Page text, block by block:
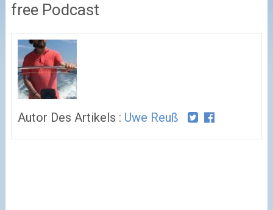
free Podcast
Autor Des Artikels : Uwe Reuß